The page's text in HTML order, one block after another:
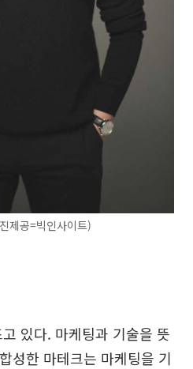
제공=빅인사이트)
있다. 마케팅과 기술을 뜻
성한 마테크는 마케팅을 기